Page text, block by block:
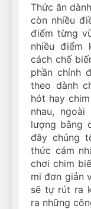
Thức ăn
còn nhiều
điểm từng
nhiều điểm
cách chế
phần chính
theo dành
hót hay
nhau,
lượng bằng
đây chúng
thức cám
chơi chim
mi đơn giản
sẽ tự rút ra
ra những